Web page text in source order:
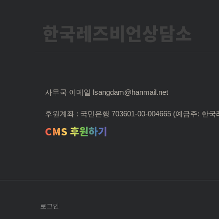
한국레즈비언상담소
사무국 이메일 lsangdam@hanmail.net
후원계좌 : 국민은행 703601-00-004665 (예금주: 한국
CMS 후원하기
로그인